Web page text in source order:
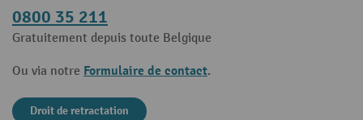
0800 35 211
Gratuitement depuis toute Belgique
Ou via notre Formulaire de contact.
Droit de retractation